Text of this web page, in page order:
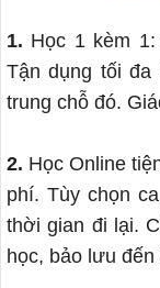
1. Học 1 kèm
Tận dụng tối đa
trung chỗ đó.
2. Học Online
phí. Tùy chọn
thời gian đi lại.
học, bảo lưu đến